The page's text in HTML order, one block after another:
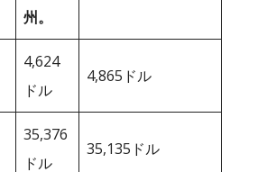
州。
4,624
ドル
4,865ドル
35,376
ドル
35,135ドル